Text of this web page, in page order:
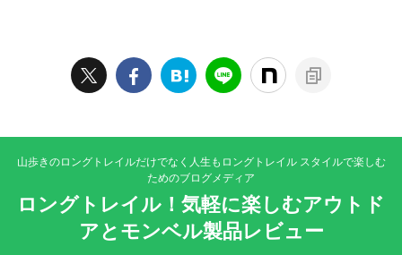
山歩きのロングトレイルだけでなく人生もロングトレイル スタイルで楽しむ
ためのブログメディア
ロングトレイル！気軽に楽しむアウトド
アとモンベル製品レビュー